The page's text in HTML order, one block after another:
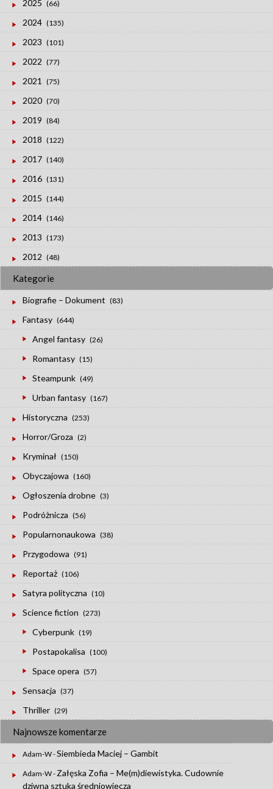
2025 (66)
2024 (135)
2023 (101)
2022 (77)
2021 (75)
2020 (70)
2019 (84)
2018 (122)
2017 (140)
2016 (131)
2015 (144)
2014 (146)
2013 (173)
2012 (48)
Kategorie
Biografie – Dokument (83)
Fantasy (644)
Angel fantasy (26)
Romantasy (15)
Steampunk (49)
Urban fantasy (167)
Historyczna (253)
Horror/Groza (2)
Kryminał (150)
Obyczajowa (160)
Ogłoszenia drobne (3)
Podróżnicza (56)
Popularnonaukowa (38)
Przygodowa (91)
Reportaż (106)
Satyra polityczna (10)
Science fiction (273)
Cyberpunk (19)
Postapokalisa (100)
Space opera (57)
Sensacja (37)
Thriller (29)
Najnowsze komentarze
Adam-W-Siembieda Maciej – Gambit
Adam-W- Załęska Zofia – Me(m)diewistyka. Cudownie
dziwna sztuka średniowiecza